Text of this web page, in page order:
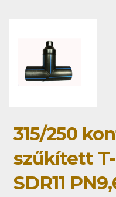
315/250
szűkített
SDR11